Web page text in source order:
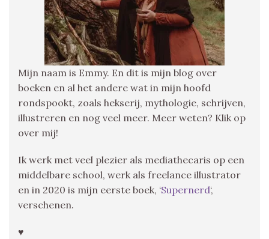
Mijn naam is Emmy. En dit is mijn blog over
boeken en al het andere wat in mijn hoofd
rondspookt, zoals hekserij, mythologie, schrijven,
illustreren en nog veel meer. Meer weten? Klik op
over mij!
Ik werk met veel plezier als mediathecaris op een
middelbare school, werk als freelance illustrator
en in 2020 is mijn eerste boek, ‘Supernerd‘,
verschenen.
♥